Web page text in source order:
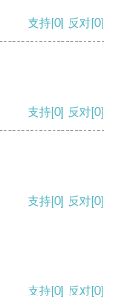
支持[0] 反对[0]
支持[0] 反对[0]
支持[0] 反对[0]
支持[0] 反对[0]